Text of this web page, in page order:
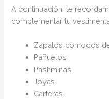
A continuación, te
complementar tu
Zapatos cómodos
Pañuelos
Pashminas
Joyas
Carteras